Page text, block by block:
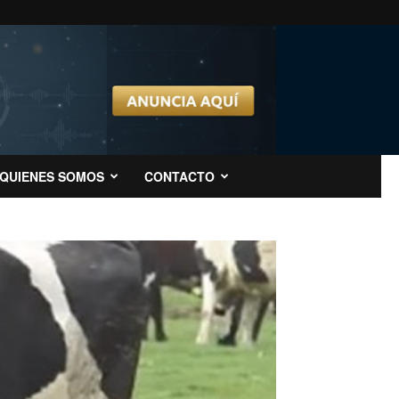
QUIENES SOMOS CONTACTO